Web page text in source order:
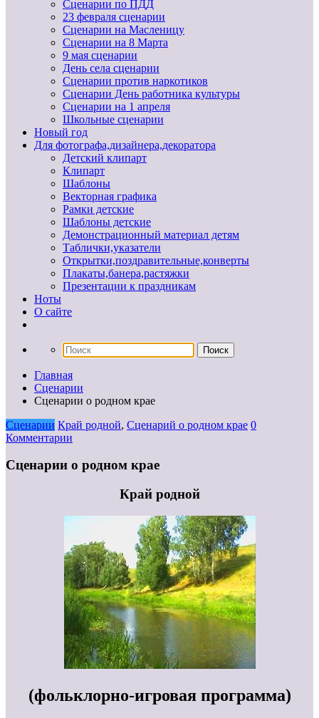
Сценарии по ПДД
23 февраля сценарии
Сценарии на Масленицу
Сценарии на 8 Марта
9 мая сценарии
День села сценарии
Сценарии против наркотиков
Сценарии День работника культуры
Сценарии на 1 апреля
Школьные сценарии
Новый год
Для фотографа,дизайнера,декоратора
Детский клипарт
Клипарт
Шаблоны
Векторная графика
Рамки детские
Шаблоны детские
Демонстрационный материал детям
Таблички,указатели
Открытки,поздравительные,конверты
Плакаты,банера,растяжки
Презентации к праздникам
Ноты
О сайте
Главная
Сценарии
Сценарии о родном крае
Сценарии Край родной, Сценарий о родном крае 0
Комментарии
Сценарии о родном крае
Край родной
(фольклорно-игровая программа)